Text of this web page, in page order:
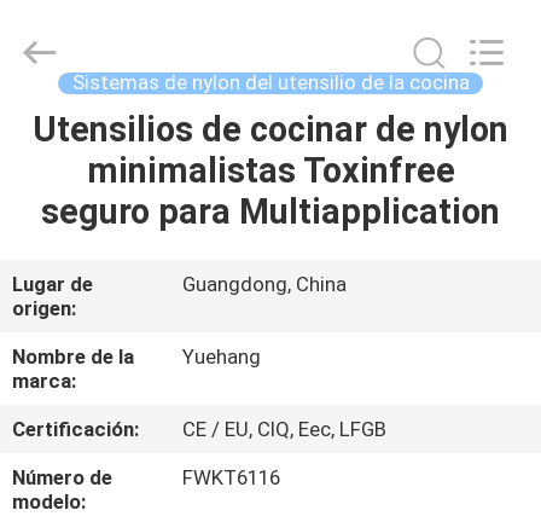
HOGAR
PRODUCTOS
SOBRE
NOSOTROS
VIAJE
DE
LA
cocina
utensils-
set.com.
Sistemas de nylon del utensilio de la cocina
Utensilios de cocinar de nylon
minimalistas Toxinfree
seguro para Multiapplication
Lugar de
origen:
Guangdong, China
Nombre de la
marca:
Yuehang
Certificación:
CE / EU, CIQ, Eec, LFGB
Número de
modelo:
FWKT6116